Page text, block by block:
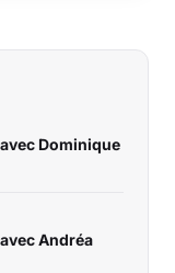
Dominique
Andréa